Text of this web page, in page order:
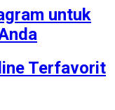
untuk
Terfavorit